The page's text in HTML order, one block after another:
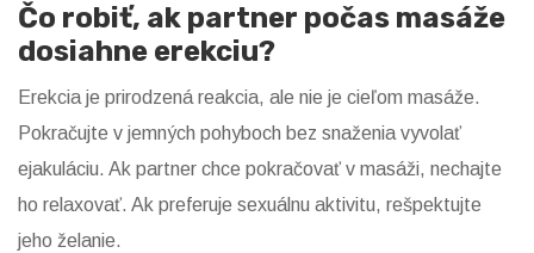
Čo robiť, ak partner počas masáže
dosiahne erekciu?
Erekcia je prirodzená reakcia, ale nie je cieľom masáže.
Pokračujte v jemných pohyboch bez snaženia vyvolať
ejakuláciu. Ak partner chce pokračovať v masáži, nechajte
ho relaxovať. Ak preferuje sexuálnu aktivitu, rešpektujte
jeho želanie.